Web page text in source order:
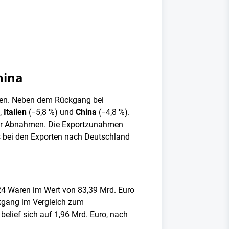
Neben dem Rückgang bei
Italien (−5,8 %) und China (−4,8 %).
Die Exportzunahmen
den Exporten nach Deutschland
Waren im Wert von 83,39 Mrd. Euro
im Vergleich zum
sich auf 1,96 Mrd. Euro, nach